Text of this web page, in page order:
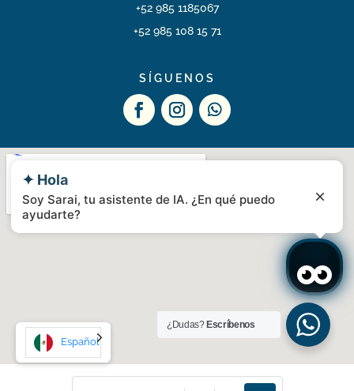
+52 985 1185067
+52 985 108 15 71
SÍGUENOS
¿Dudas? Escríbenos
Español
✦ Hola
Soy Sarai, tu asistente de IA. ¿En qué puedo
ayudarte?